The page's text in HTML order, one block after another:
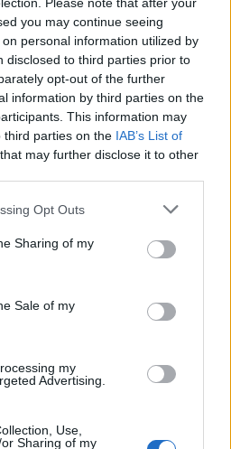
you may continue seeing
personal information utilized by
disclosed to third parties prior to
opt-out of the further
information by third parties on the
This information may
third parties on the IAB’s List of
that may further disclose it to other
app uses one or more Google
behaviour. You may click to
and its third-party tags to
purposes in below Google
Opt Outs
Sharing of my
Sale of my
my
Advertising.
Use,
Sharing of my
nostre ultime news
News
S
h
a
re
precedente
articolo
meteo per lunedì 10 agosto